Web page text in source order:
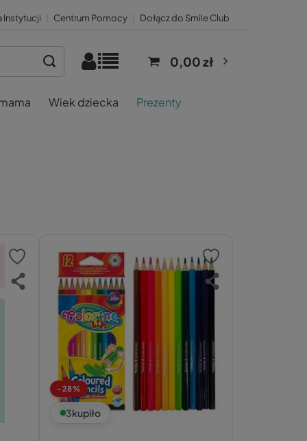
Instytucji Centrum Pomocy Dołącz do Smile Club
0,00 zł
Wiek dziecka Prezenty
-28%
3kupiło